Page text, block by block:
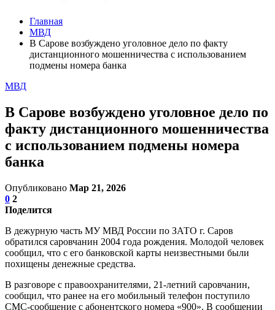
Главная
МВД
В Сарове возбуждено уголовное дело по факту
дистанционного мошенничества с использованием
подмены номера банка
МВД
В Сарове возбуждено уголовное дело по
факту дистанционного мошенничества
с использованием подмены номера
банка
Опубликовано Мар 21, 2026
0 2
Поделится
В дежурную часть МУ МВД России по ЗАТО г. Саров
обратился саровчанин 2004 года рождения. Молодой человек
сообщил, что с его банковской карты неизвестными были
похищены денежные средства.
В разговоре с правоохранителями, 21-летний саровчанин,
сообщил, что ранее на его мобильный телефон поступило
СМС-сообщение с абонентского номера «900». В сообщении